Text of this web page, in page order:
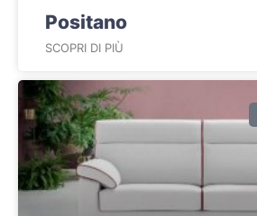
Positano
SCOPRI DI PIÙ